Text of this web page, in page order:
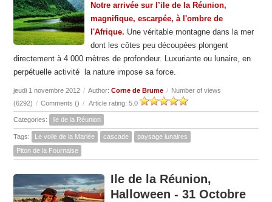
Notre arrivée sur l’ile de la Réunion,
magnifique, escarpée, à l'ombre de
l'Afrique. Une véritable montagne dans la mer
dont les côtes peu découpées plongent
directement à 4 000 mètres de profondeur. Luxuriante ou lunaire, en
perpétuelle activité la nature impose sa force.
jeudi 1 novembre 2012 / Author:Corne de Brume / Number of views
(6292) / Comments () / Article rating: 5.0
Categories: Ile de la Réunion
Tags: Le voile de la Mariée cascade
paysage lunaires
Piton de la Fournaise
Ile de la Réunion,
Halloween - 31 Octobre